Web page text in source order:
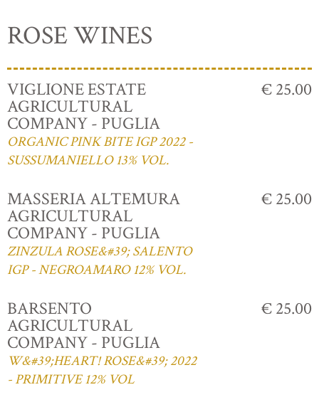
ROSE WINES
VIGLIONE ESTATE
AGRICULTURAL
COMPANY - PUGLIA
ORGANIC PINK BITE IGP 2022 -
SUSSUMANIELLO 13% VOL.
€ 25.00
MASSERIA ALTEMURA
AGRICULTURAL
COMPANY - PUGLIA
ZINZULA ROSE&#39; SALENTO
IGP - NEGROAMARO 12% VOL.
€ 25.00
BARSENTO
AGRICULTURAL
COMPANY - PUGLIA
W&#39;HEART! ROSE&#39; 2022
- PRIMITIVE 12% VOL
€ 25.00